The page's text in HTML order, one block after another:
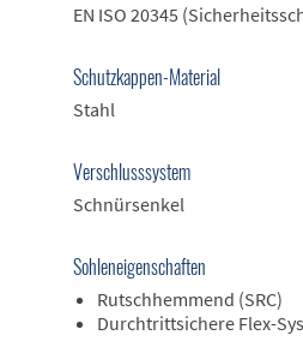
EN ISO 20345
Schutzkappen-Material
Stahl
Verschlusssystem
Schnürsenkel
Sohleneigenschaften
Rutschhemmend (SRC)
Durchtrittsichere Flex-